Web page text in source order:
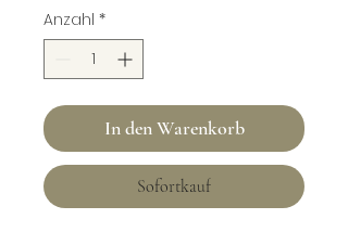
Anzahl *
In den Warenkorb
Sofortkauf